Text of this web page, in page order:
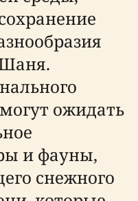
ожидать
и фауны,
снежного